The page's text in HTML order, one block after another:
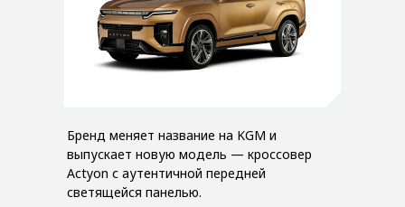
Бренд меняет название на KGM и
выпускает новую модель — кроссовер
Actyon с аутентичной передней
светящейся панелью.